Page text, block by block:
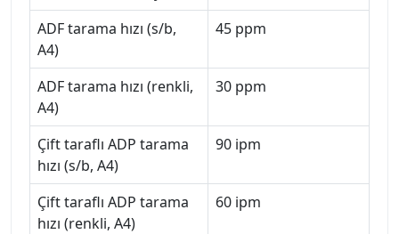
ADF tarama hızı (s/b,
A4)
45 ppm
ADF tarama hızı (renkli,
A4)
30 ppm
Çift taraflı ADP tarama
hızı (s/b, A4)
90 ipm
Çift taraflı ADP tarama
hızı (renkli, A4)
60 ipm